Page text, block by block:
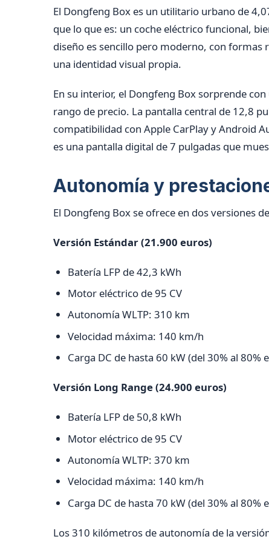
El Dongfeng Box es un utilitario urbano de
que lo que es: un coche eléctrico funcional,
diseño es sencillo pero moderno, con
una identidad visual propia.
En su interior, el Dongfeng Box sorprende
rango de precio. La pantalla central de 12,8
compatibilidad con Apple CarPlay y Android
es una pantalla digital de 7 pulgadas que
Autonomía y
El Dongfeng Box se ofrece en dos versiones
Versión Estándar (21.900 euros)
Batería LFP de 42,3 kWh
Motor eléctrico de 95 CV
Autonomía WLTP: 310 km
Velocidad máxima: 140 km/h
Carga DC de hasta 60 kW (del 30% al 80%
Versión Long Range (24.900 euros)
Batería LFP de 50,8 kWh
Motor eléctrico de 95 CV
Autonomía WLTP: 370 km
Velocidad máxima: 140 km/h
Carga DC de hasta 70 kW (del 30% al 80%
Los 310 kilómetros de autonomía de la